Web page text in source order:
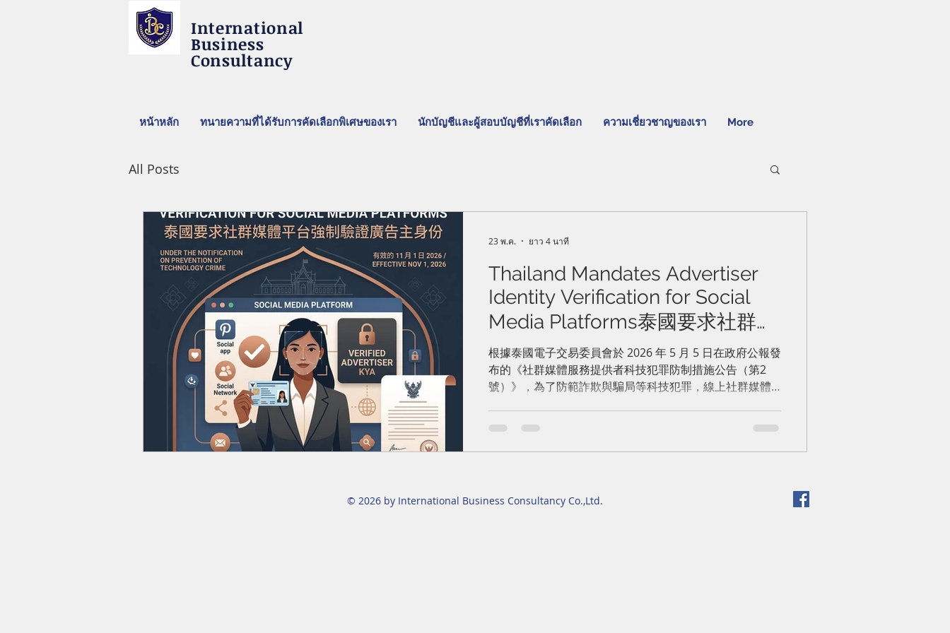
International
Business
Consultancy
หน้าหลัก ทนายความที่ได้รับการคัดเลือกพิเศษของเรา นักบัญชีและผู้สอบบัญชีที่เราคัดเลือก ความเชี่ยวชาญของเรา More
All Posts
Thailand Mandates Advertiser
Identity Verification for Social
Media Platforms泰國要求社群媒
體平台強制驗證廣告主身份
根據泰國電子交易委員會於 2026 年 5 月 5 日在政府公報發
布的《社群媒體服務提供者科技犯罪防制措施公告（第2
號）》，為了防範詐欺與騙局等科技犯罪，線上社群媒體
23 พ.ค. ยาว 4 นาที
© 2026 by International Business Consultancy Co.,Ltd.